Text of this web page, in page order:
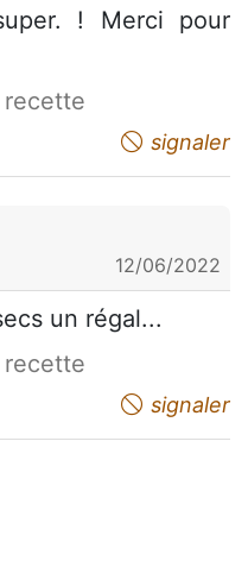
! Merci pour
signaler
12/06/2022
un régal...
signaler